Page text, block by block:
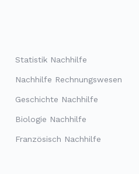
Statistik Nachhilfe
Nachhilfe Rechnungswesen
Geschichte Nachhilfe
Biologie Nachhilfe
Französisch Nachhilfe